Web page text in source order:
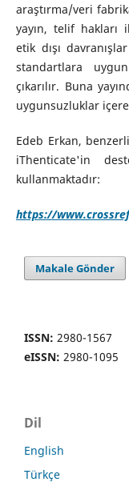
araştırma/veri
yayın, telif hakları
etik dışı
standartlara
çıkarılır. Buna
uygunsuzluklar
Edeb Erkan,
iThenticate'in
kullanmaktadır:
https://
Makale Gönder
ISSN: 2980-1567
eISSN: 2980-1095
Dil
English
Türkçe